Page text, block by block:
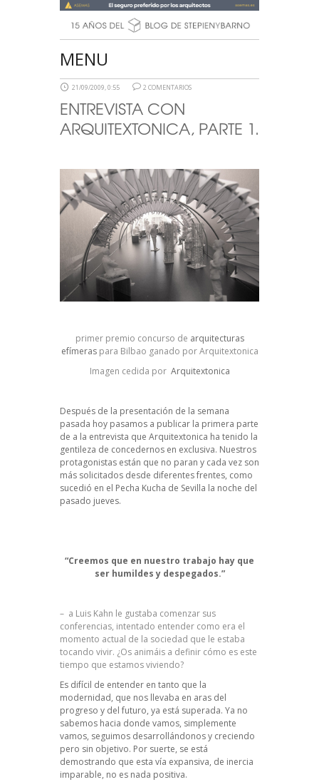
MENU
21/09/2009, 0:55 2 COMENTARIOS
ENTREVISTA CON
ARQUITEXTONICA, PARTE 1.
primer premio concurso de arquitecturas
efímeras para Bilbao ganado por Arquitextonica
Imagen cedida por Arquitextonica
Después de la presentación de la semana
pasada hoy pasamos a publicar la primera parte
de a la entrevista que Arquitextonica ha tenido la
gentileza de concedernos en exclusiva. Nuestros
protagonistas están que no paran y cada vez son
más solicitados desde diferentes frentes, como
sucedió en el Pecha Kucha de Sevilla la noche del
pasado jueves.
“Creemos que en nuestro trabajo hay que
ser humildes y despegados.”
– a Luis Kahn le gustaba comenzar sus
conferencias, intentado entender como era el
momento actual de la sociedad que le estaba
tocando vivir. ¿Os animáis a definir cómo es este
tiempo que estamos viviendo?
Es difícil de entender en tanto que la
modernidad, que nos llevaba en aras del
progreso y del futuro, ya está superada. Ya no
sabemos hacia donde vamos, simplemente
vamos, seguimos desarrollándonos y creciendo
pero sin objetivo. Por suerte, se está
demostrando que esta vía expansiva, de inercia
imparable, no es nada positiva.